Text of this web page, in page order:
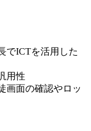
でICTを活用した
用性
画面の確認やロッ